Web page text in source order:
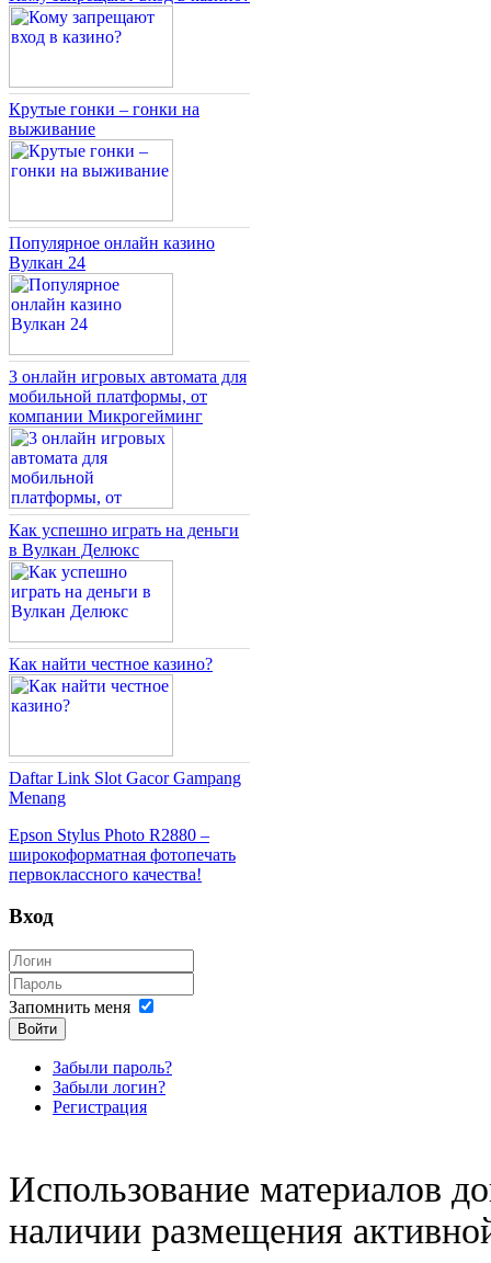
Крутые гонки – гонки на
выживание
Популярное онлайн казино
Вулкан 24
3 онлайн игровых автомата для
мобильной платформы, от
компании Микрогейминг
Как успешно играть на деньги
в Вулкан Делюкс
Как найти честное казино?
Daftar Link Slot Gacor Gampang
Menang
Epson Stylus Photo R2880 –
широкоформатная фотопечать
первоклассного качества!
Вход
Запомнить меня
Войти
Забыли пароль?
Забыли логин?
Регистрация
Использование материалов
наличии размещения